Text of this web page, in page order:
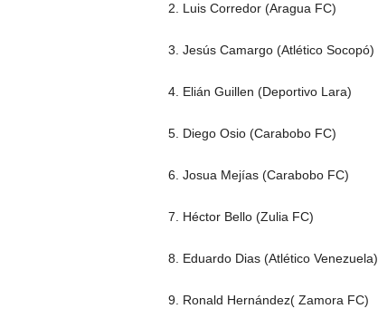
2. Luis Corredor (Aragua FC)
3. Jesús Camargo (Atlético Socopó)
4. Elián Guillen (Deportivo Lara)
5. Diego Osio (Carabobo FC)
6. Josua Mejías (Carabobo FC)
7. Héctor Bello (Zulia FC)
8. Eduardo Dias (Atlético Venezuela)
9. Ronald Hernández( Zamora FC)